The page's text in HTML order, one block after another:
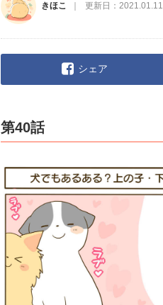
きほこ 更新日： 2021.01.11
シェア
第40話